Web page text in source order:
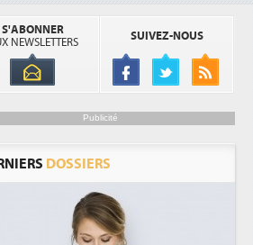
S'ABONNER
NEWSLETTERS
SUIVEZ-NOUS
Publicité
DOSSIERS